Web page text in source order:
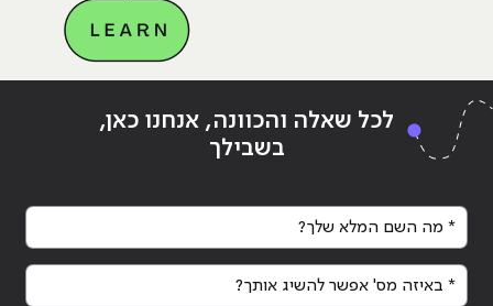
Continue reading
קורסים אונליין?"
לכל שאלה והכוונה, אנחנו כאן,
בשבילך
* מה השם המלא שלך?
* באיזה מס' אפשר להשיג אותך?